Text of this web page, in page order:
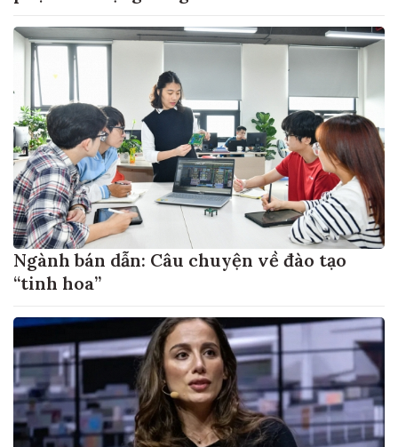
Ngành bán dẫn: Câu chuyện về đào tạo
“tinh hoa”